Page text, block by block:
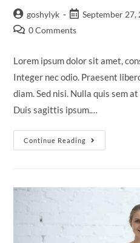
goshylyk September 27,
0 Comments
Lorem ipsum dolor sit amet,
Integer nec odio. Praesent
diam. Sed nisi. Nulla quis sem
Duis sagittis ipsum.…
Continue Reading